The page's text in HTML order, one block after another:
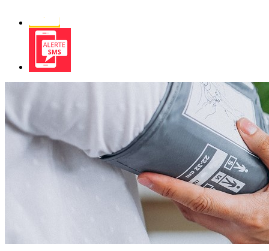
Alerte
SMS